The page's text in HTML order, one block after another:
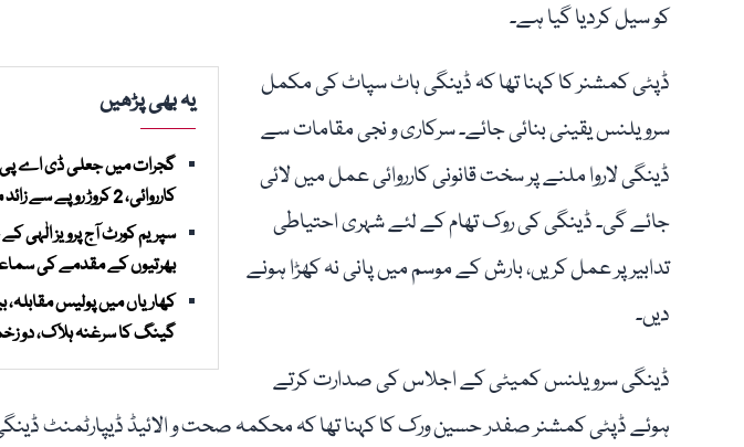
کو سیل کردیا گیا ہے۔
یہ بھی پڑھیں
گجرات میں جعلی ڈی اے
کارروائی، 2 کروڑ روپے سے زائد مالیت کی کھاد ضبط
سپریم کورٹ آج پرویز الٰہی
بھرتیوں کے مقدمے کی
کھاریاں میں پولیس
گینگ کا سرغنہ ہلاک، دو
ڈپٹی کمشنر کا کہنا تھا کہ ڈینگی ہاٹ سپاٹ کی مکمل
سرویلنس یقینی بنائی جائے۔ سرکاری و نجی مقامات سے
ڈینگی لاروا ملنے پر سخت قانونی کارروائی عمل میں لائی
جائے گی۔ ڈینگی کی روک تھام کے لئے شہری احتیاطی
تدابیر پر عمل کریں، بارش کے موسم میں پانی نہ کھڑا ہونے
دیں۔
ڈینگی سرویلنس کمیٹی کے اجلاس کی صدارت کرتے
ہوئے ڈپٹی کمشنر صفدر حسین ورک کا کہنا تھا کہ محکمہ صحت و الائیڈ ڈیپارٹمنٹ